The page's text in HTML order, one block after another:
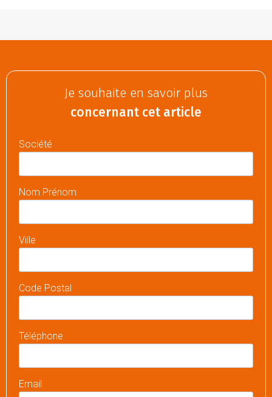
Je souhaite en savoir plus
concernant cet article
Société
Nom Prénom
Ville
Code Postal
Téléphone
Email